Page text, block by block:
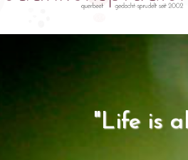
"Life is